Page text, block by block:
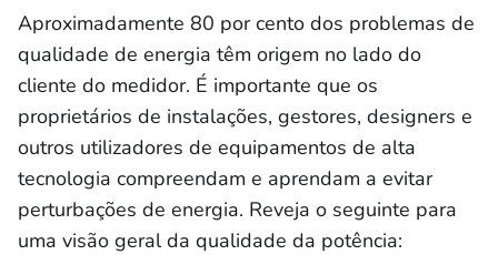
Aproximadamente 80 por cento dos problemas de
qualidade de energia têm origem no lado do
cliente do medidor. É importante que os
proprietários de instalações, gestores, designers e
outros utilizadores de equipamentos de alta
tecnologia compreendam e aprendam a evitar
perturbações de energia. Reveja o seguinte para
uma visão geral da qualidade da potência: